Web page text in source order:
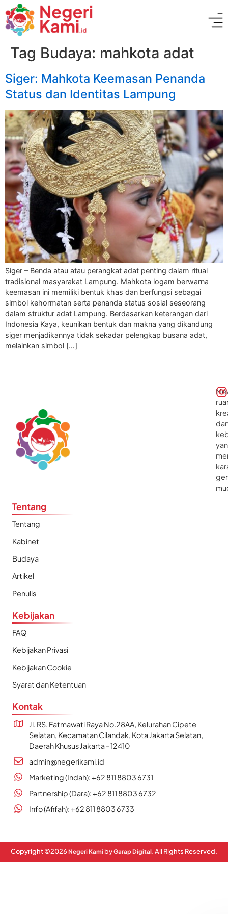
Tag Budaya: mahkota adat
Siger: Mahkota Keemasan Penanda
Status dan Identitas Lampung
Siger – Benda atau atau perangkat adat penting dalam ritual
tradisional masyarakat Lampung. Mahkota logam berwarna
keemasan ini memiliki bentuk khas dan berfungsi sebagai
simbol kehormatan serta penanda status sosial seseorang
dalam struktur adat Lampung. Berdasarkan keterangan dari
Indonesia Kaya, keunikan bentuk dan makna yang dikandung
siger menjadikannya tidak sekadar pelengkap busana adat,
melainkan simbol […]
Tentang
Tentang
Kabinet
Budaya
Artikel
Penulis
Kebijakan
FAQ
Kebijakan Privasi
Kebijakan Cookie
Syarat dan Ketentuan
Kontak
Jl. RS. Fatmawati Raya No.28AA, Kelurahan Cipete
Selatan, Kecamatan Cilandak, Kota Jakarta Selatan,
Daerah Khusus Jakarta - 12410
admin@negerikami.id
Marketing (Indah): +62 811 8803 6731
Partnership (Dara): +62 811 8803 6732
Info (Afifah): +62 811 8803 6733
Copyright ©2026 Negeri Kami byGarap Digital. All Rights Reserved.